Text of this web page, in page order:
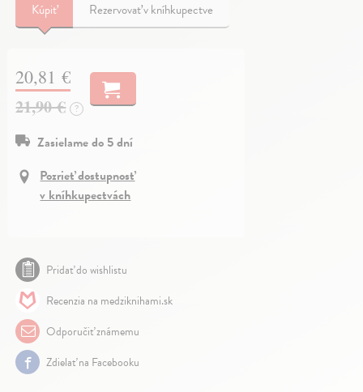
Kúpiť Rezervovať v kníhkupectve
20,81 €
21,90 € ?
Zasielame do 5 dní
Pozrieť dostupnosť
v kníhkupectvách
Pridať do wishlistu
Recenzia na medziknihami.sk
Odporučiť známemu
Zdielať na Facebooku